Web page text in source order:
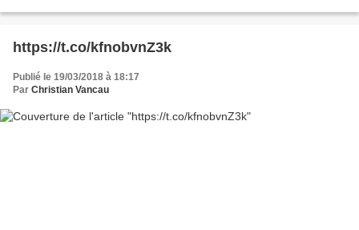
https://t.co/kfnobvnZ3k
Publié le 19/03/2018 à 18:17
Par Christian Vancau